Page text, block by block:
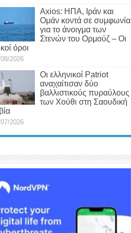
Axios: ΗΠΑ, Ιράν και
Ομάν κοντά σε συμφωνία
για το άνοιγμα των
Στενών του Ορμούζ – Οι
όροι
2026
Οι ελληνικοί Patriot
αναχαίτισαν δύο
βαλλιστικούς πυραύλους
των Χούθι στη Σαουδική
2026